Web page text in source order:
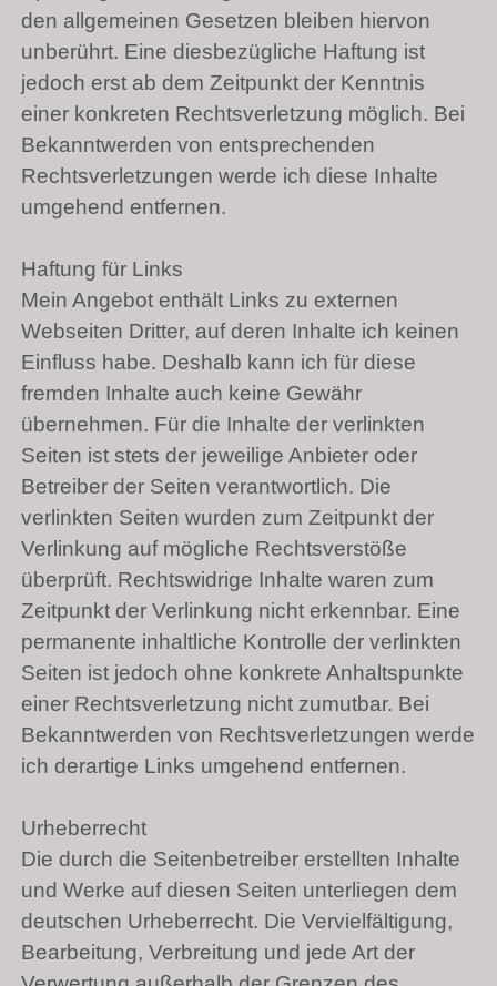
den allgemeinen Gesetzen bleiben hiervon
unberührt. Eine diesbezügliche Haftung ist
jedoch erst ab dem Zeitpunkt der Kenntnis
einer konkreten Rechtsverletzung möglich. Bei
Bekanntwerden von entsprechenden
Rechtsverletzungen werde ich diese Inhalte
umgehend entfernen.
Haftung für Links
Mein Angebot enthält Links zu externen
Webseiten Dritter, auf deren Inhalte ich keinen
Einfluss habe. Deshalb kann ich für diese
fremden Inhalte auch keine Gewähr
übernehmen. Für die Inhalte der verlinkten
Seiten ist stets der jeweilige Anbieter oder
Betreiber der Seiten verantwortlich. Die
verlinkten Seiten wurden zum Zeitpunkt der
Verlinkung auf mögliche Rechtsverstöße
überprüft. Rechtswidrige Inhalte waren zum
Zeitpunkt der Verlinkung nicht erkennbar. Eine
permanente inhaltliche Kontrolle der verlinkten
Seiten ist jedoch ohne konkrete Anhaltspunkte
einer Rechtsverletzung nicht zumutbar. Bei
Bekanntwerden von Rechtsverletzungen werde
ich derartige Links umgehend entfernen.
Urheberrecht
Die durch die Seitenbetreiber erstellten Inhalte
und Werke auf diesen Seiten unterliegen dem
deutschen Urheberrecht. Die Vervielfältigung,
Bearbeitung, Verbreitung und jede Art der